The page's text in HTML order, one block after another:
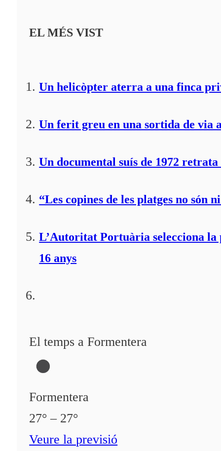
EL MÉS VIST
Un helicòpter aterra a una finca
Un ferit greu en una sortida de via
Un documental suís de 1972
“Les copines de les platges no
L’Autoritat Portuària selecciona
16 anys
El temps a Formentera
Formentera
27° – 27°
Veure la previsió